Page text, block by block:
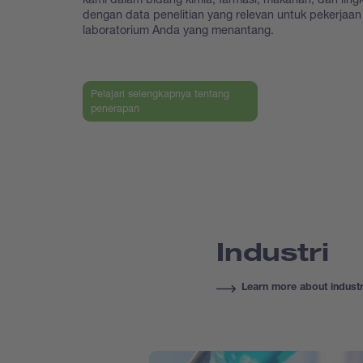
dengan data penelitian yang relevan untuk pekerjaan
laboratorium Anda yang menantang.
Pelajari selengkapnya tentang
penerapan
Industri
Learn more about